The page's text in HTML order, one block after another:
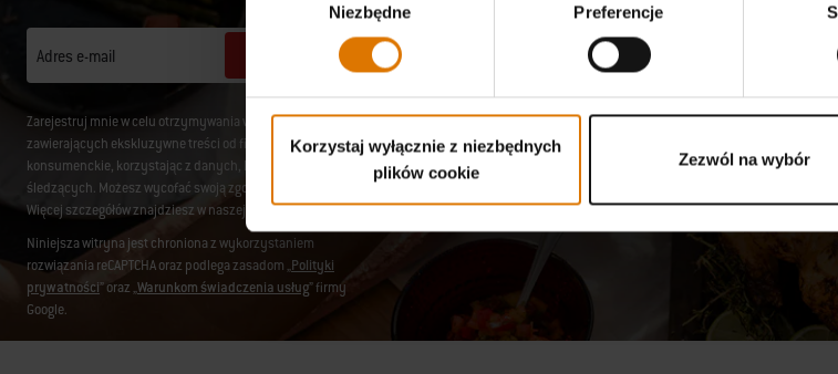
Niezbędne Preferencje
Korzystaj wyłącznie z niezbędnych
plików cookie
Zezwól na wybór
Adres e-mail
Zarejestruj mnie w celu otrzymywania wiadomości drogą elektroniczną od Weber-Stephen Polska sp. z o.o. i Weber-Stephen Deutschland GmbH,
zawierających ekskluzywne treści od firmy Weber, takie jak przepisy kulinarne, informacje o produktach, nadchodzące wydarzenia i badania
konsumenckie, korzystając z danych, które podałem podczas rejestracji konta oraz analizować i wchodzić w interakcję z Newsletterem za
śledzących. Możesz wycofać swoją zgodę w dowolnym momencie, klikając
Więcej szczegółów znajdziesz w naszej
polityce prywatności.
Niniejsza witryna jest chroniona z wykorzystaniem
rozwiązania reCAPTCHA oraz podlega zasadom „Polityki
prywatności” oraz „Warunkom świadczenia usług” firmy
Google.